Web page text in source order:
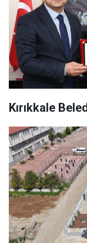
Kırıkkale